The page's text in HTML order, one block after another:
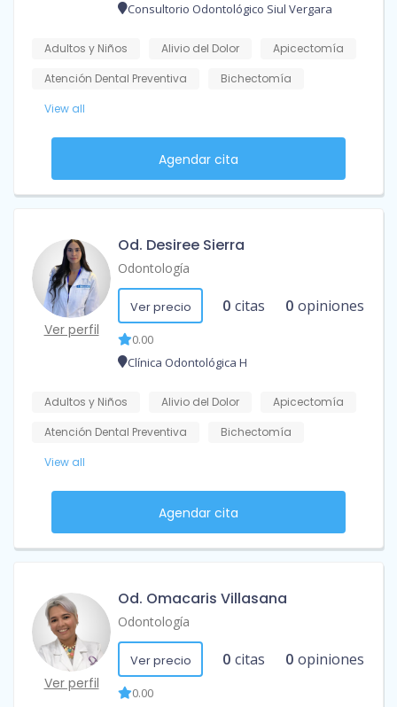
Consultorio Odontológico Siul Vergara
Adultos y Niños Alivio del Dolor
Apicectomía
Atención Dental Preventiva
Bichectomía
View all
Agendar cita
Ver perfil
Od. Desiree Sierra
Odontología
Ver precio 0 citas 0 opiniones
0.00
Clínica Odontológica H
Adultos y Niños Alivio del Dolor
Apicectomía
Atención Dental Preventiva
Bichectomía
View all
Agendar cita
Ver perfil
Od. Omacaris Villasana
Odontología
Ver precio 0 citas 0 opiniones
0.00